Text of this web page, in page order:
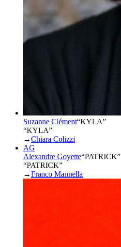
Suzanne Clément“KYLA”
“KYLA”
→Chiara Colizzi
AG
Alexandre Goyette“PATRICK”
“PATRICK”
→Franco Mannella